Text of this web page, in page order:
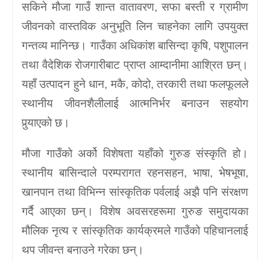
सकिने मौजा गाउँ शान्त वातावरण, सफा बस्ती र ग्रामीण
जीवनको वास्तविक अनुभूति लिन चाहनेका लागि उपयुक्त
गन्तव्य मानिन्छ। गाउँका अधिकांश बासिन्दा कृषि, पशुपालन
तथा वैदेशिक रोजगारीबाट प्राप्त आम्दानीमा आश्रित छन्।
यहाँ उत्पादन हुने धान, मकै, कोदो, तरकारी तथा फलफूलले
स्थानीय जीवनशैलीलाई आत्मनिर्भर बनाउन सहयोग
पुर्‍याएको छ।
मौजा गाउँको अर्को विशेषता यहाँको गुरुङ संस्कृति हो।
स्थानीय बासिन्दाले परम्परागत रहनसहन, भाषा, भेषभूषा,
खानपान तथा विभिन्न सांस्कृतिक पर्वलाई अझै पनि संरक्षण
गर्दै आएका छन्। विशेष अवसरहरूमा गुरुङ समुदायका
मौलिक नृत्य र सांस्कृतिक कार्यक्रमले गाउँको पहिचानलाई
थप जीवन्त बनाउने गरेका छन्।